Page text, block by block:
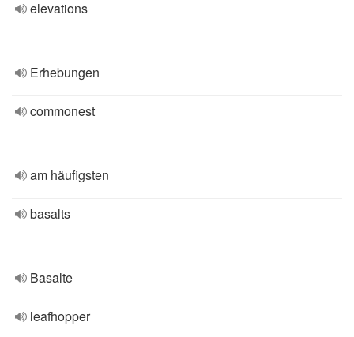
elevations
Erhebungen
commonest
am häufigsten
basalts
Basalte
leafhopper